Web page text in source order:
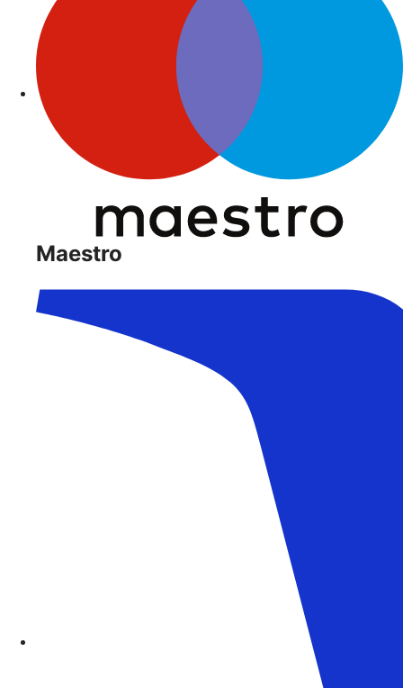
Maestro